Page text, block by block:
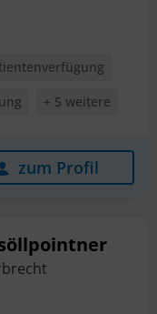
+ 5 weitere
zum Profil